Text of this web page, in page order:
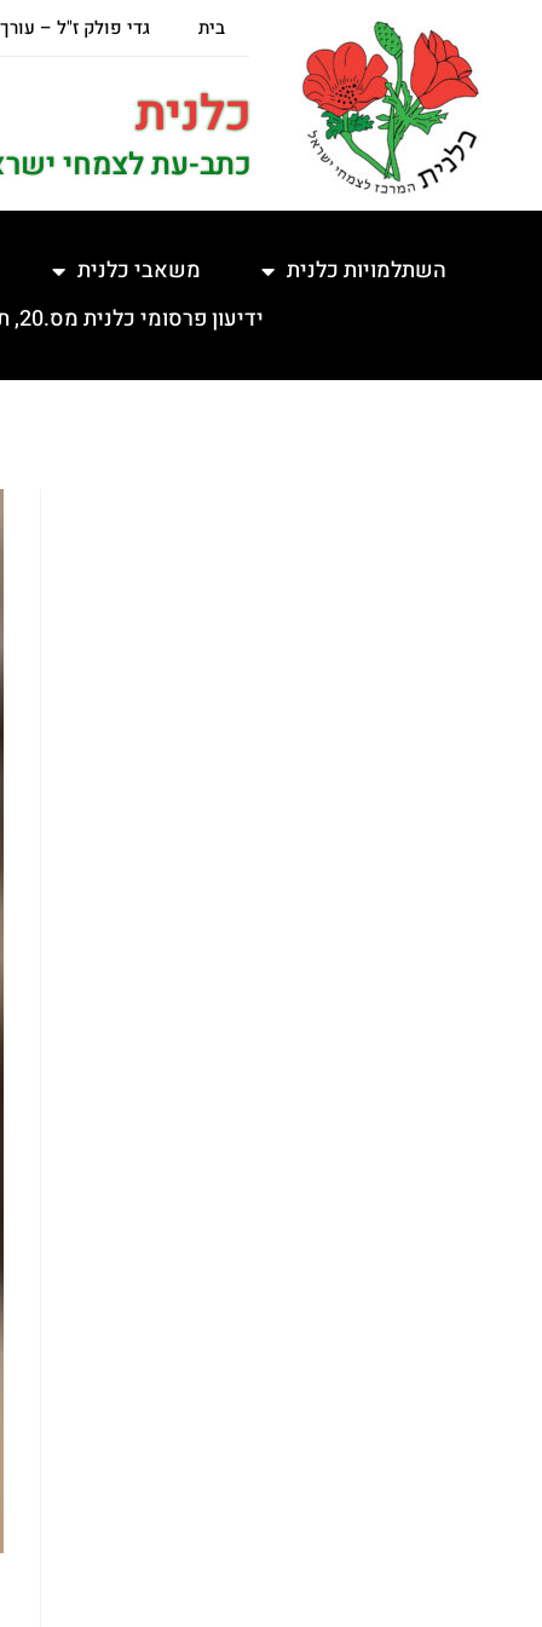
בית גדי פולק ז"ל –
כלנית
כתב-עת לצמחי
השתלמויות כלנית משאבי כלנית
ידיעון פרסומי כלנית מס.20, תשפ"ה, 5.2.2025